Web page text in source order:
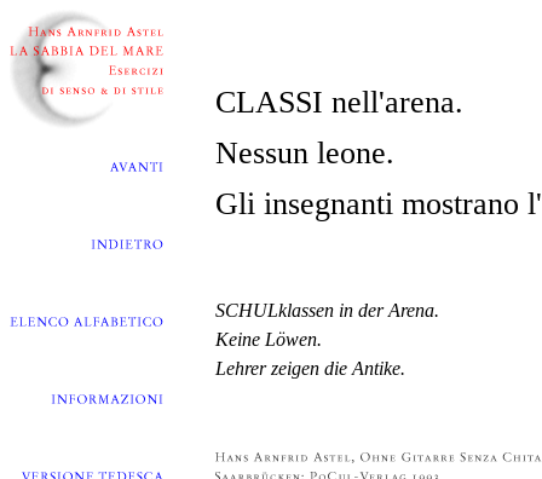
CLASSI nell'arena.
Nessun leone.
Gli insegnanti mostrano
SCHULklassen in der Arena.
Keine Löwen.
Lehrer zeigen die Antike.